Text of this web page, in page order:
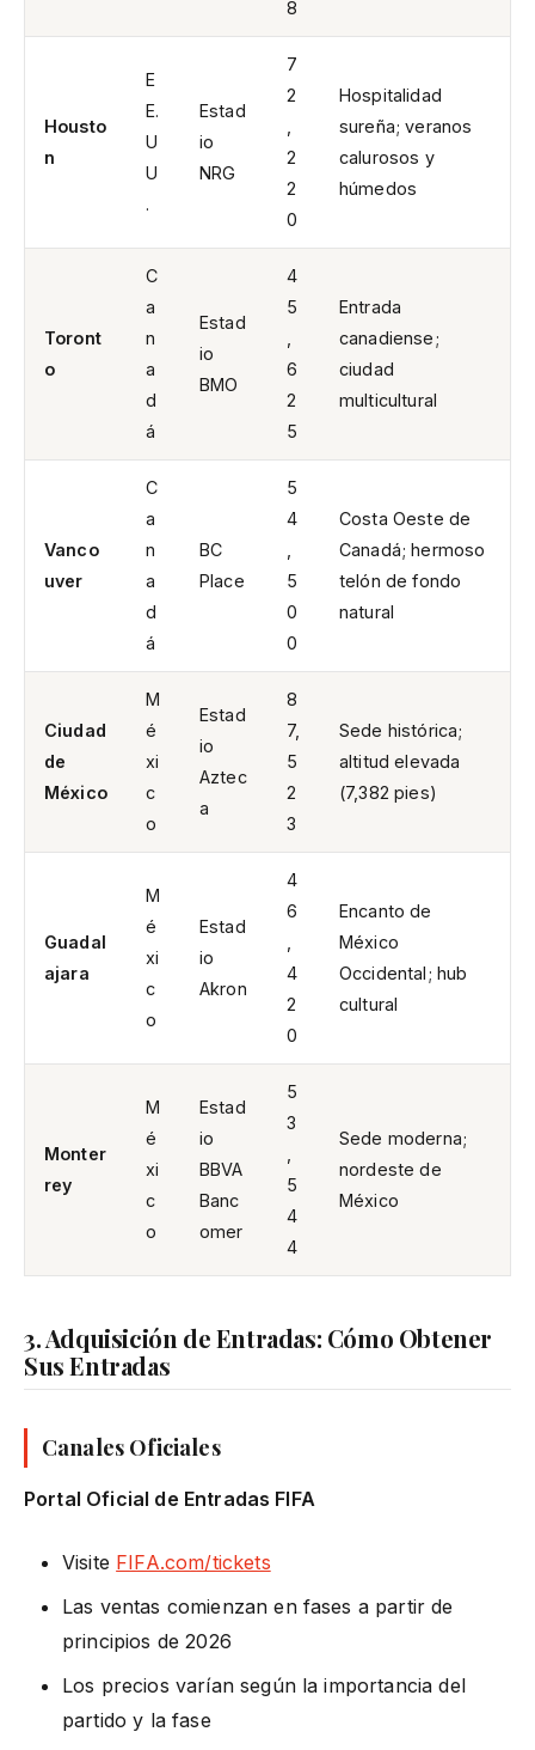
8
Housto
n
E
E.
U
U
.
Estad
io
NRG
7
2
2
2
0
Hospitalidad
sureña; veranos
calurosos y
húmedos
Toront
o
C
a
n
a
d
á
Estad
io
BMO
4
5
6
2
5
Entrada
canadiense;
ciudad
multicultural
Vanco
uver
C
a
n
a
d
á
BC
Place
5
4
5
0
0
Costa Oeste de
Canadá; hermoso
telón de fondo
natural
Ciudad
de
México
M
é
xi
c
o
Estad
io
Aztec
a
8
7,
5
2
3
Sede histórica;
altitud elevada
(7,382 pies)
Guadal
ajara
M
é
xi
c
o
Estad
io
Akron
4
6
4
2
0
Encanto de
México
Occidental; hub
cultural
Monter
rey
M
é
xi
c
o
Estad
io
BBVA
Banc
omer
5
3
5
4
4
Sede moderna;
nordeste de
México
3. Adquisición de Entradas: Cómo Obtener
Sus Entradas
Canales Oficiales
Portal Oficial de Entradas FIFA
Visite FIFA.com/tickets
Las ventas comienzan en fases a partir de
principios de 2026
Los precios varían según la importancia del
partido y la fase